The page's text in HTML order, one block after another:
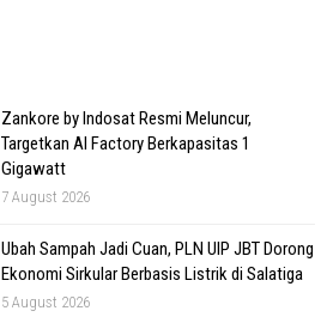
Zankore by Indosat Resmi Meluncur,
Targetkan AI Factory Berkapasitas 1
Gigawatt
7 August 2026
Ubah Sampah Jadi Cuan, PLN UIP JBT Dorong
Ekonomi Sirkular Berbasis Listrik di Salatiga
5 August 2026